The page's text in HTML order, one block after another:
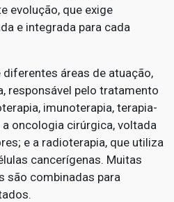
evolução, que exige
e integrada para cada
áreas de atuação,
responsável pelo tratamento
imunoterapia, terapia-
oncologia cirúrgica, voltada
e a radioterapia, que utiliza
cancerígenas. Muitas
são combinadas para